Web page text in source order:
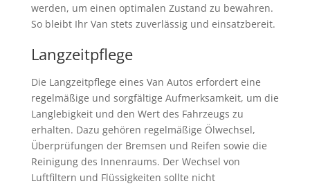
werden, um einen optimalen Zustand zu bewahren.
So bleibt Ihr Van stets zuverlässig und einsatzbereit.
Langzeitpflege
Die Langzeitpflege eines Van Autos erfordert eine
regelmäßige und sorgfältige Aufmerksamkeit, um die
Langlebigkeit und den Wert des Fahrzeugs zu
erhalten. Dazu gehören regelmäßige Ölwechsel,
Überprüfungen der Bremsen und Reifen sowie die
Reinigung des Innenraums. Der Wechsel von
Luftfiltern und Flüssigkeiten sollte nicht